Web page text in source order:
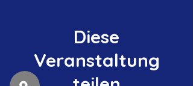
Diese
Veranstaltung